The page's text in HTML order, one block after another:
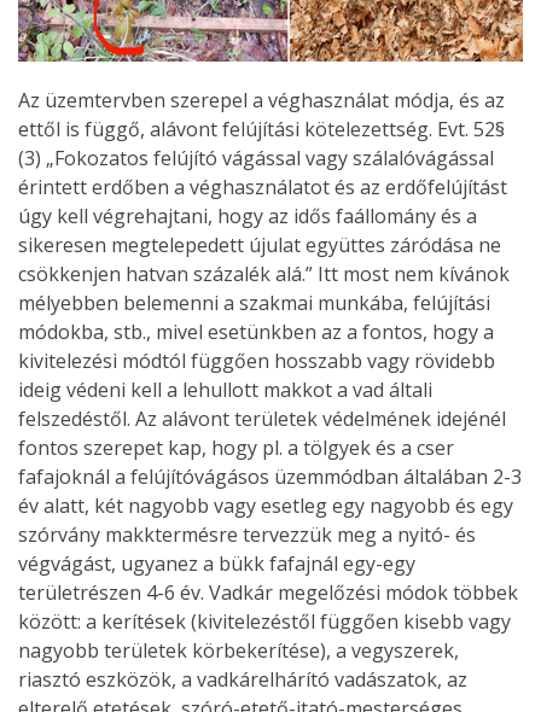
Az üzemtervben szerepel a véghasználat módja, és az
ettől is függő, alávont felújítási kötelezettség. Evt. 52§
(3) „Fokozatos felújító vágással vagy szálalóvágással
érintett erdőben a véghasználatot és az erdőfelújítást
úgy kell végrehajtani, hogy az idős faállomány és a
sikeresen megtelepedett újulat együttes záródása ne
csökkenjen hatvan százalék alá.” Itt most nem kívánok
mélyebben belemenni a szakmai munkába, felújítási
módokba, stb., mivel esetünkben az a fontos, hogy a
kivitelezési módtól függően hosszabb vagy rövidebb
ideig védeni kell a lehullott makkot a vad általi
felszedéstől. Az alávont területek védelmének idejénél
fontos szerepet kap, hogy pl. a tölgyek és a cser
fafajoknál a felújítóvágásos üzemmódban általában 2-3
év alatt, két nagyobb vagy esetleg egy nagyobb és egy
szórvány makktermésre tervezzük meg a nyitó- és
végvágást, ugyanez a bükk fafajnál egy-egy
területrészen 4-6 év. Vadkár megelőzési módok többek
között: a kerítések (kivitelezéstől függően kisebb vagy
nagyobb területek körbekerítése), a vegyszerek,
riasztó eszközök, a vadkárelhárító vadászatok, az